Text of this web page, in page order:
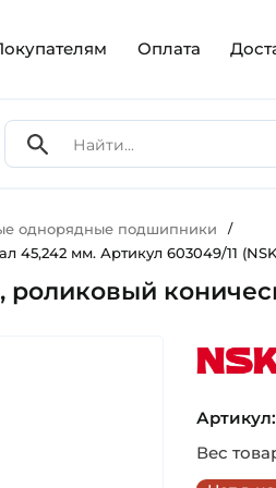
Оплата
однорядные подшипники /
45,242 мм. Артикул 603049/11
Артикул:
Вес